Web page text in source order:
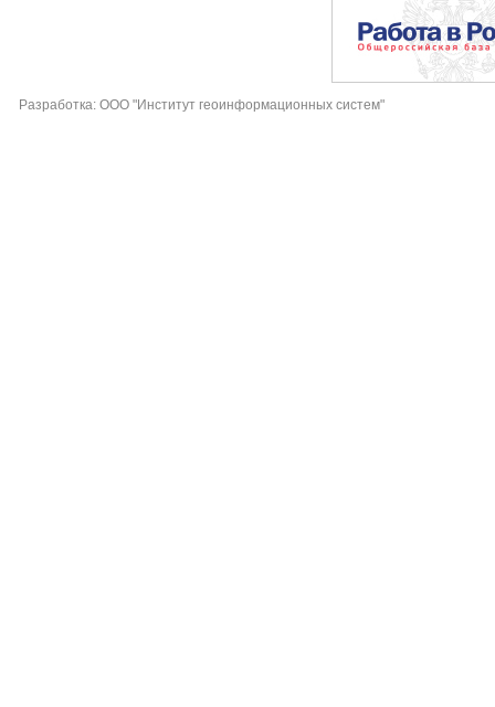
Разработка: ООО "Институт геоинформационных систем"